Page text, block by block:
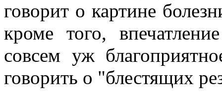
говорит о картине
кроме того,
совсем уж
говорить о "блестящих